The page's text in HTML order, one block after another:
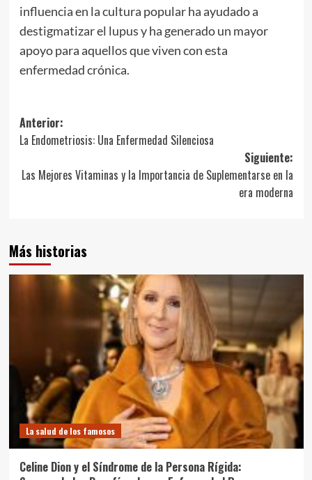
influencia en la cultura popular ha ayudado a
destigmatizar el lupus y ha generado un mayor
apoyo para aquellos que viven con esta
enfermedad crónica.
Navegación
de
entradas
Anterior:
La Endometriosis: Una Enfermedad Silenciosa
Siguiente:
Las Mejores Vitaminas y la Importancia de Suplementarse en la
era moderna
Más historias
La salud de los famosos
Celine Dion y el Síndrome de la Persona Rígida: